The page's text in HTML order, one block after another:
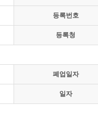
등록번호
등록청
폐업일자
일자